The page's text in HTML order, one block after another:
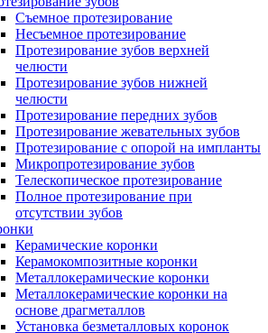
Съемное протезирование
Несъемное протезирование
Протезирование зубов верхней
челюсти
Протезирование зубов нижней
челюсти
Протезирование передних зубов
Протезирование жевательных зубов
Протезирование с опорой на импланты
Микропротезирование зубов
Телескопическое протезирование
Полное протезирование при
отсутствии зубов
Керамические коронки
Керамокомпозитные коронки
Металлокерамические коронки
Металлокерамические коронки на
основе драгметаллов
Установка безметалловых коронок